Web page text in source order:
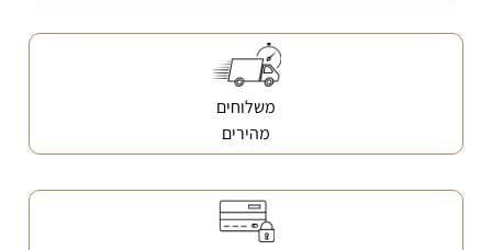
משלוחים
מהירים